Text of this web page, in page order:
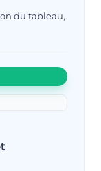
du tableau,